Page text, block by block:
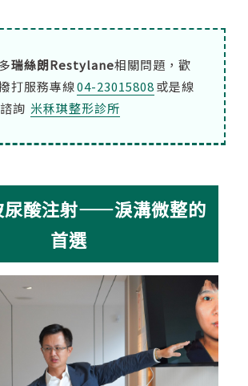
瑞絲朗Restylane相關問題，歡
打服務專線 04-23015808或是線
詢 米秝琪整形診所
尿酸注射——淚溝微整的
首選